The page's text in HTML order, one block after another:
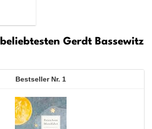
Gerdt Bassewitz
1